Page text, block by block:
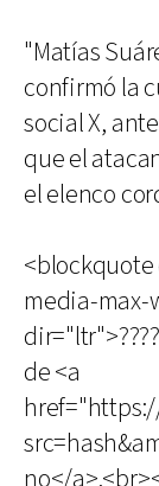
"Matías
confirmó la
social X,
que el
el elenco
media-max-
de <a